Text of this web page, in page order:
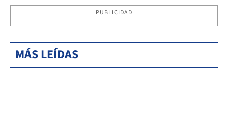
PUBLICIDAD
MÁS LEÍDAS